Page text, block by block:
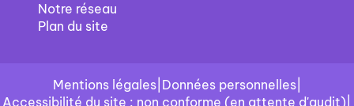
Notre réseau
Plan du site
Mentions légales| Données personnelles|
Accessibilité du site : non conforme (en attente d'audit)